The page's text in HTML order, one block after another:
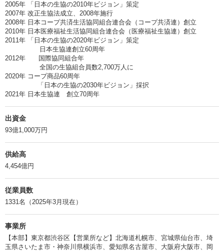
2005年 「日本の生協の2010年ビジョン」策定
2007年 改正生協法成立、2008年施行
2008年 日本コープ共済生活協同組合連合会（コープ共済連）創立
2010年 日本医療福祉生活協同組合連合会（医療福祉生協連）創立
2011年 「日本の生協の2020年ビジョン」策定
日本生協連創立60周年
2012年 国際協同組合年
全国の生協組合員数2,700万人に
2020年 コープ商品60周年
「日本の生協の2030年ビジョン」採択
2021年 日本生協連 創立70周年
出資金
93億1,000万円
供給高
4,454億円
従業員数
1331名（2025年3月現在）
事業所
【本部】東京都渋谷区【営業所など】北海道札幌市、宮城県仙台市、埼
玉県さいたま市・神奈川県横浜市、愛知県名古屋市、大阪府大阪市、岡